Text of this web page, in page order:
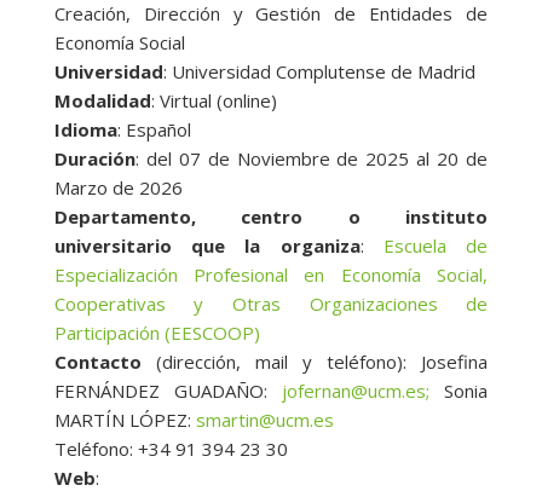
Creación, Dirección y Gestión de Entidades de
Economía Social
Universidad: Universidad Complutense de Madrid
Modalidad: Virtual (online)
Idioma: Español
Duración: del 07 de Noviembre de 2025 al 20 de
Marzo de 2026
Departamento, centro o instituto
universitario que la organiza: Escuela de
Especialización Profesional en Economía Social,
Cooperativas y Otras Organizaciones de
Participación (EESCOOP)
Contacto (dirección, mail y teléfono): Josefina
FERNÁNDEZ GUADAÑO: jofernan@ucm.es;Sonia
MARTÍN LÓPEZ: smartin@ucm.es
Teléfono: +34 91 394 23 30
Web: